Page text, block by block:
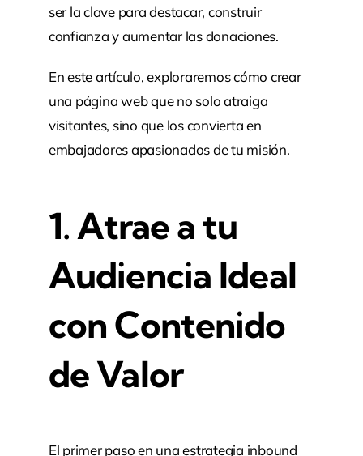
ser la clave para destacar, construir
confianza y aumentar las donaciones.
En este artículo, exploraremos cómo crear
una página web que no solo atraiga
visitantes, sino que los convierta en
embajadores apasionados de tu misión.
1. Atrae a tu
Audiencia Ideal
con Contenido
de Valor
El primer paso en una estrategia inbound